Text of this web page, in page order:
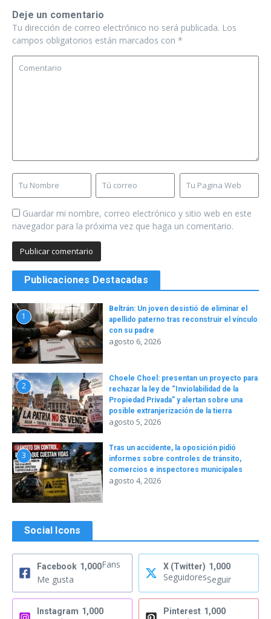
Deje un comentario
Tu dirección de correo electrónico no será publicada. Los
campos obligatorios están marcados con *
Guardar mi nombre, correo electrónico y sitio web en este
navegador para la próxima vez que haga un comentario.
Publicaciones Destacadas
1
Beltrán: Un joven desistió de eliminar el
apellido paterno tras reconstruir el vínculo
con su padre
agosto 6, 2026
2
Choele Choel: presentan un proyecto para
rechazar la ley de “Inviolabilidad de la
Propiedad Privada” y alertan sobre una
posible extranjerización de la tierra
agosto 5, 2026
3
Tras un accidente, la oposición pidió
informes sobre controles de tránsito,
comercios e inspectores municipales
agosto 4, 2026
Social Icons
Facebook 1,000Fans
Me gusta
X (Twitter) 1,000
SeguidoresSeguir
Instagram 1,000 Pinterest 1,000